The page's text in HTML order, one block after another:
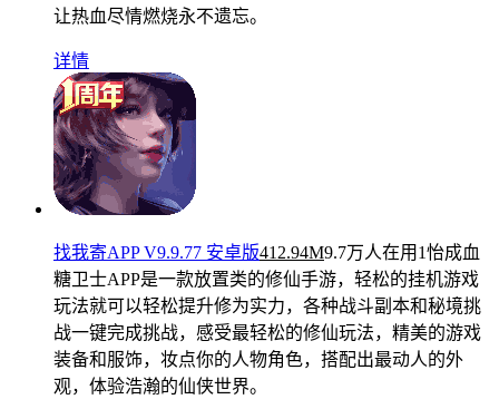
让热血尽情燃烧永不遗忘。
详情
找我寄APP V9.9.77 安卓版412.94M9.7万人在用 1怡成血
糖卫士APP是一款放置类的修仙手游，轻松的挂机游戏
玩法就可以轻松提升修为实力，各种战斗副本和秘境挑
战一键完成挑战，感受最轻松的修仙玩法，精美的游戏
装备和服饰，妆点你的人物角色，搭配出最动人的外
观，体验浩瀚的仙侠世界。